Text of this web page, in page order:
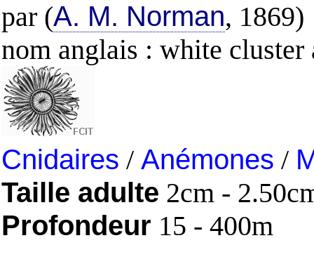
par (A. M. Norman, 1869)
nom anglais : white cluster
Cnidaires / Anémones /
Taille adulte 2cm -
Profondeur 15 - 400m